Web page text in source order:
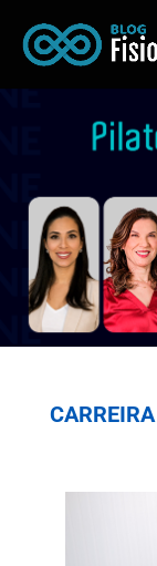
CARREIRA